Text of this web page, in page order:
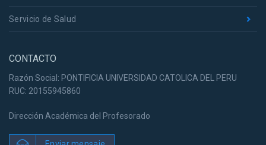
Servicio de Salud
CONTACTO
Razón Social: PONTIFICIA UNIVERSIDAD CATOLICA DEL PERU
RUC: 20155945860
Dirección Académica del Profesorado